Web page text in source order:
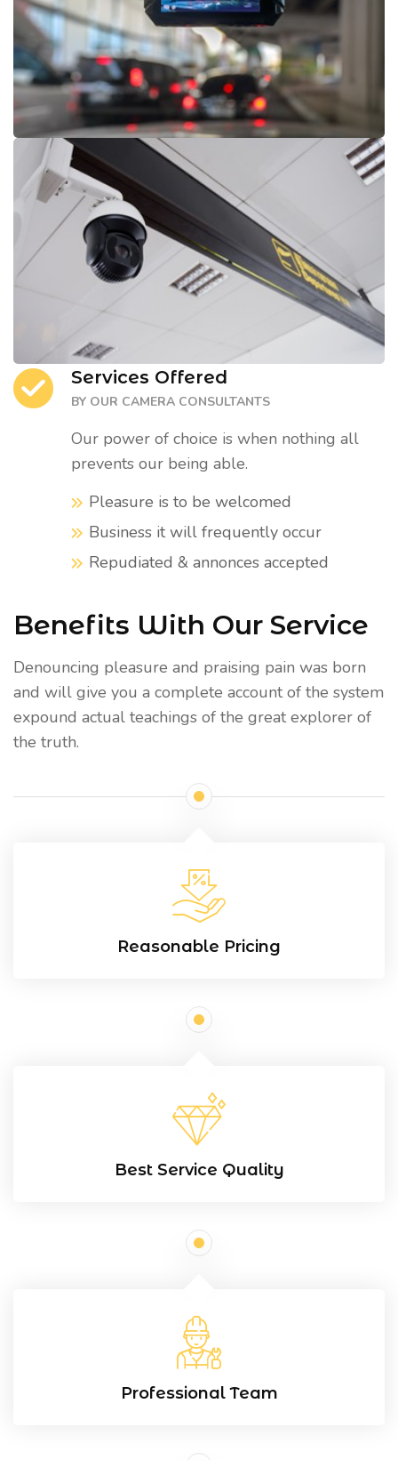
Services Offered
BY OUR CAMERA CONSULTANTS
Our power of choice is when nothing all
prevents our being able.
Pleasure is to be welcomed
Business it will frequently occur
Repudiated & annonces accepted
Benefits With Our Service
Denouncing pleasure and praising pain was born
and will give you a complete account of the system
expound actual teachings of the great explorer of
the truth.
Reasonable Pricing
Best Service Quality
Professional Team